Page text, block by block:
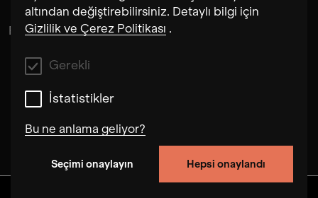
altından değiştirebilirsiniz. Detaylı bilgi için
Gizlilik ve Çerez Politikası .
Gerekli
İstatistikler
Bu ne anlama geliyor?
Seçimi onaylayın Hepsi onaylandı
Pintu Padihar